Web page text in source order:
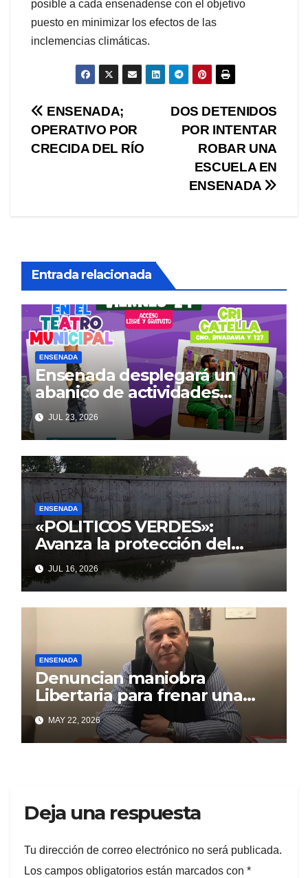
posible a cada ensenadense con el objetivo
puesto en minimizar los efectos de las
inclemencias climáticas.
Navegación
de
DOS DETENIDOS
POR INTENTAR
ROBAR UNA
ESCUELA EN
ENSENADA
ENSENADA;
OPERATIVO POR
CRECIDA DEL RÍO
Entrada relacionada
ENSENADA
Ensenada desplegará un
abanico de actividades
culturales y recreativas
gratuitas para disfrutar en
familia este fin de semana
JUL 23, 2026
ENSENADA
«POLITICOS VERDES»:
Avanza la protección del
Paseo Costero de Punta Lara
frente a intentos de parálisis
con trasfondo político
JUL 16, 2026
ENSENADA
Denuncian maniobra
Libertaria para frenar una
obra que beneficia a los
puntalarenses
MAY 22, 2026
Deja una respuesta
Tu dirección de correo electrónico no será publicada.
Los campos obligatorios están marcados con *